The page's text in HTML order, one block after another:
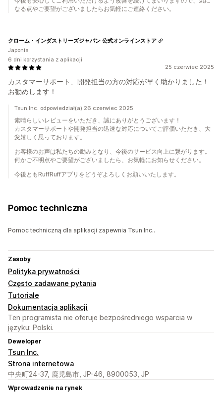
なる点やご要望がございましたらお気軽にご連絡ください。
25 czerwiec 2025
カスタマーサポート、開発担当の方の対応が早く助かりました！
お勧めします！
クローム・インダストリーズジャパン 公式オンラインストア
Japonia
6 dni korzystania z aplikacji
Tsun Inc. odpowiedział(a) 26 czerwiec 2025
素晴らしいレビューをいただき、誠にありがとうございます！
カスタマーサポートや開発担当の迅速な対応についてご評価いただき、大
変嬉しく思っております。
お客様のお声は私たちの励みとなり、今後のサービス向上に繋がります。
何かご不明点やご要望がございましたら、お気軽にお知らせください。
今後ともRuffRuffアプリをどうぞよろしくお願いいたします。
Pomoc techniczna
Pomoc techniczną dla aplikacji zapewnia Tsun Inc..
Zasoby
Polityka prywatności
Często zadawane pytania
Tutoriale
Dokumentacja aplikacji
Ten programista nie oferuje bezpośredniego wsparcia w
języku: Polski.
Deweloper
Tsun Inc.
Strona internetowa
中央町24-37, 鹿児島市, JP-46, 8900053, JP
Wprowadzenie na rynek